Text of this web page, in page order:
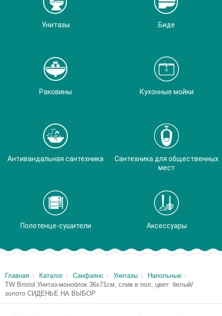
Унитазы Биде
Раковины Кухонные мойки
Антивандальная сантехника
Сантехника для общественных
мест
Полотенце-сушители Аксессуары
Главная Каталог Санфаянс Унитазы
Напольные
TW Bristol Унитаз-моноблок 36х71см, слив в пол, цвет: белый/
золото СИДЕНЬЕ НА ВЫБОР